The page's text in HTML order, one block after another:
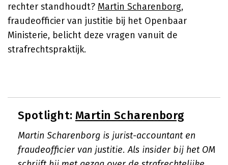
rechter standhoudt? Martin Scharenborg,
fraudeofficier van justitie bij het Openbaar
Ministerie, belicht deze vragen vanuit de
strafrechtspraktijk.
Spotlight: Martin Scharenborg
Martin Scharenborg is jurist-accountant en
fraudeofficier van justitie. Als insider bij het OM